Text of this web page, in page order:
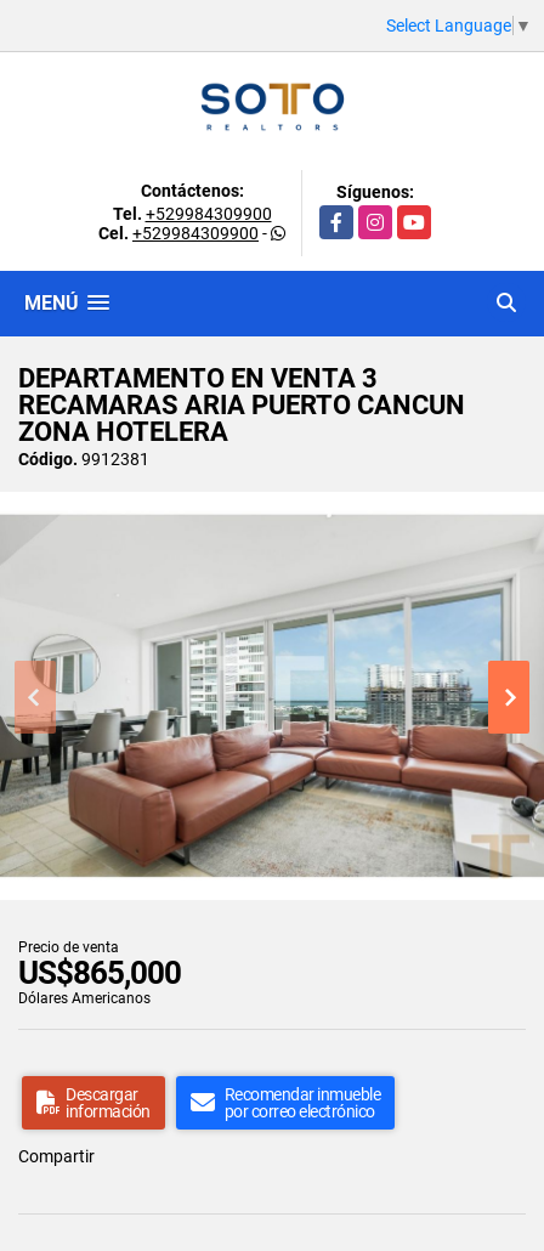
Select Language ▼
Contáctenos:
Tel. +529984309900
Cel. +529984309900 -
Síguenos:
FacebookInstagramYouTube
MENÚ
DEPARTAMENTO EN VENTA 3
RECAMARAS ARIA PUERTO CANCUN
ZONA HOTELERA
Código. 9912381
Precio de venta
US$865,000
Dólares Americanos
Descargar
información
Recomendar inmueble
por correo electrónico
Compartir